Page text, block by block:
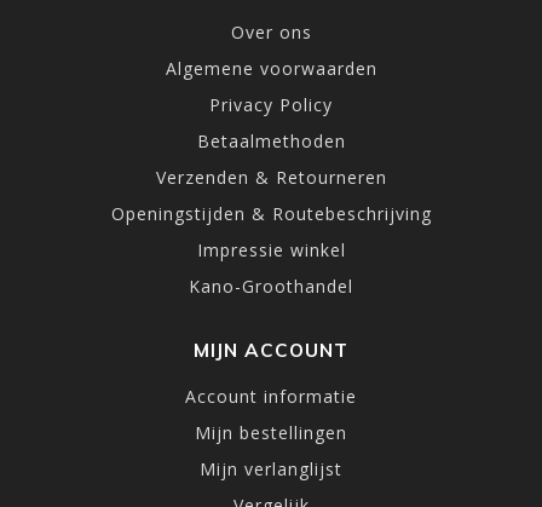
Over ons
Algemene voorwaarden
Privacy Policy
Betaalmethoden
Verzenden & Retourneren
Openingstijden & Routebeschrijving
Impressie winkel
Kano-Groothandel
MIJN ACCOUNT
Account informatie
Mijn bestellingen
Mijn verlanglijst